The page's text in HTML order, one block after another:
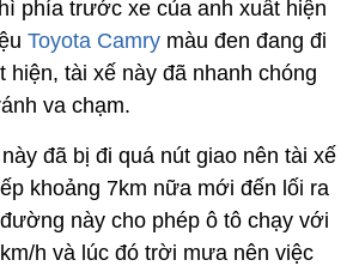
phía trước xe của anh xuất hiện
Toyota Camry màu đen đang đi
hiện, tài xế này đã nhanh chóng
va chạm.
đã bị đi quá nút giao nên tài xế
khoảng 7km nữa mới đến lối ra
này cho phép ô tô chạy với
h và lúc đó trời mưa nên việc